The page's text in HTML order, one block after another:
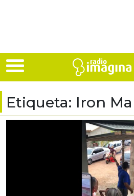
Etiqueta: Iron